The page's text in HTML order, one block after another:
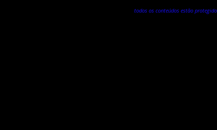
todos os conteúdos estão